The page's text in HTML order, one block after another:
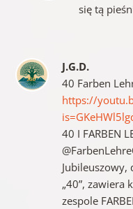
się tą
J.G.D.
40 Farben
https://
40 I FARBEN
Jubileuszowy,
„40”, zawiera
zespole